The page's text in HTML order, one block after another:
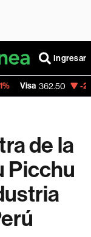
Ingresar
-2.15%
de la
Picchu